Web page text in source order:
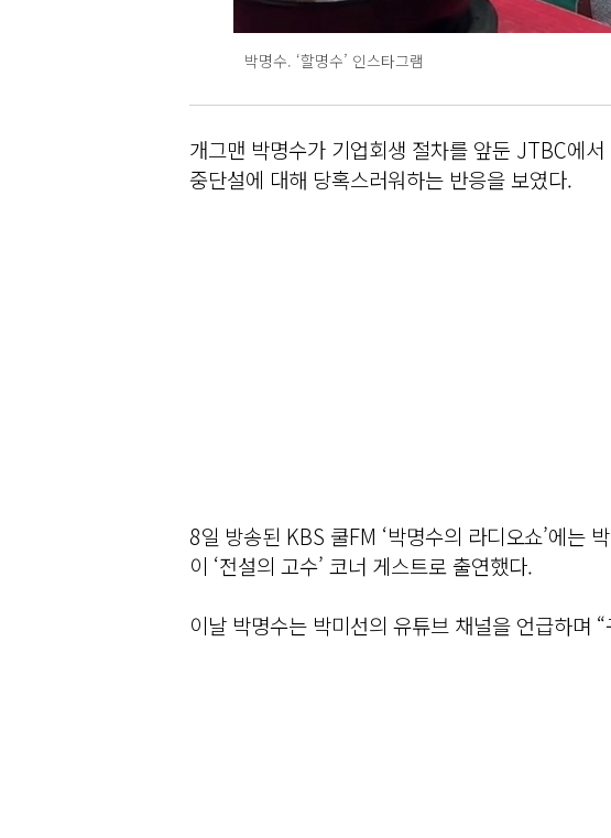
박명수. ‘할명수’ 인스타그램
개그맨 박명수가 기업회생 절차를 앞둔 JTBC에서
중단설에 대해 당혹스러워하는 반응을 보였다.
8일 방송된 KBS 쿨FM ‘박명수의 라디오쇼’에는
이 ‘전설의 고수’ 코너 게스트로 출연했다.
이날 박명수는 박미선의 유튜브 채널을 언급하며